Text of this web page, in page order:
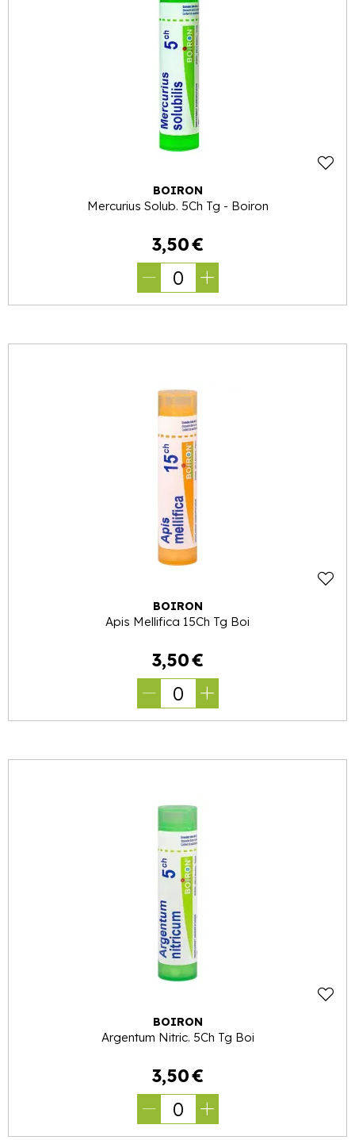
BOIRON
Mercurius Solub. 5Ch Tg - Boiron
3,50€
0
BOIRON
Apis Mellifica 15Ch Tg Boi
3,50€
0
BOIRON
Argentum Nitric. 5Ch Tg Boi
3,50€
0